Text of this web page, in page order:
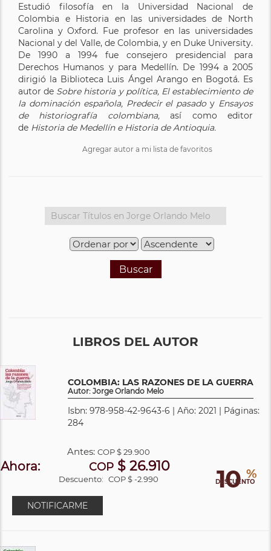
Estudió filosofía en la Universidad Nacional de
Colombia e Historia en las universidades de North
Carolina y Oxford. Fue profesor en las universidades
Nacional y del Valle, de Colombia, y en Duke University.
De 1990 a 1994 fue consejero presidencial para
Derechos Humanos y para Medellín. De 1994 a 2005
dirigió la Biblioteca Luis Ángel Arango en Bogotá. Es
autor de Sobre historia y política, El establecimiento de
la dominación española, Predecir el pasadoy Ensayos
de historiografía colombiana,así como editor
de Historia de Medellín e Historia de Antioquia.
Agregar autor a mi lista de favoritos
Buscar
LIBROS DEL AUTOR
COLOMBIA: LAS RAZONES DE LA GUERRA
Autor: Jorge Orlando Melo
Isbn: 978-958-42-9643-6 | Año: 2021 | Páginas:
284
10 %
DESCUENTO
Antes: COP$ 29.900
Ahora: COP $ 26.910
Descuento: COP $ -2.990
NOTIFICARME